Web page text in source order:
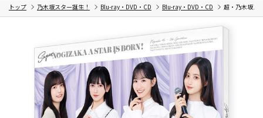
トップ 乃木坂スター誕生！ Blu-ray・DVD・CD Blu-ray・DVD・CD 超・乃木坂ス